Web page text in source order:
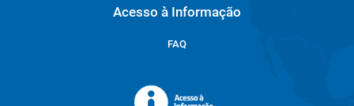
Acesso à Informação
FAQ